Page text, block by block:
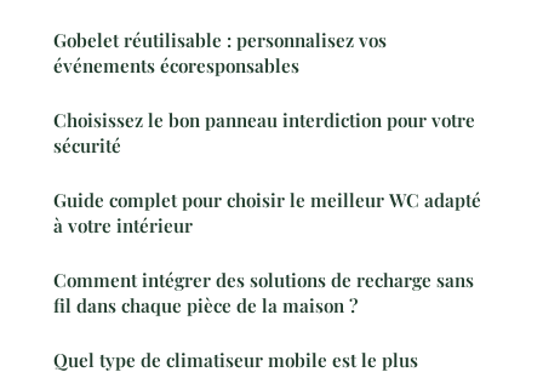
Gobelet réutilisable : personnalisez vos
événements écoresponsables
Choisissez le bon panneau interdiction pour votre
sécurité
Guide complet pour choisir le meilleur WC adapté
à votre intérieur
Comment intégrer des solutions de recharge sans
fil dans chaque pièce de la maison ?
Quel type de climatiseur mobile est le plus